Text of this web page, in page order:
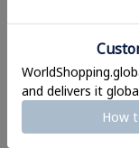
メタルネックレス/3連チ
ェーン＜メール便対応＞